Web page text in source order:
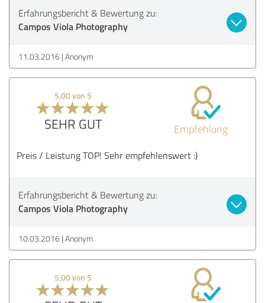
Erfahrungsbericht & Bewertung zu:
Campos Viola Photography
11.03.2016 Anonym
5,00 von 5
SEHR GUT Empfehlung
Preis / Leistung TOP! Sehr empfehlenswert :)
Erfahrungsbericht & Bewertung zu:
Campos Viola Photography
10.03.2016 Anonym
5,00 von 5